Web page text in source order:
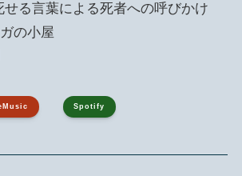
せる言葉による死者への呼びかけ
の小屋
Spotify